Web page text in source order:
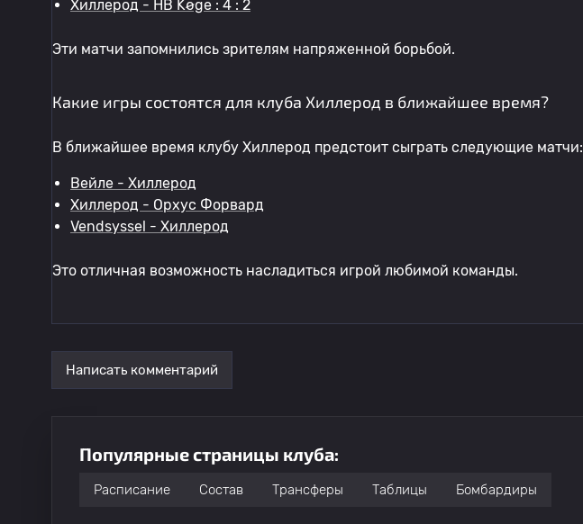
Хиллерод - HB Køge : 4 : 2
Эти матчи запомнились зрителям напряженной борьбой.
Какие игры состоятся для клуба Хиллерод в ближайшее время?
В ближайшее время клубу Хиллерод предстоит сыграть следующие матчи:
Вейле - Хиллерод
Хиллерод - Орхус Форвард
Vendsyssel - Хиллерод
Это отличная возможность насладиться игрой любимой команды.
Написать комментарий
Популярные страницы клуба:
Расписание Состав Трансферы Таблицы Бомбардиры